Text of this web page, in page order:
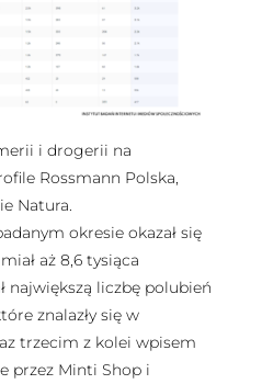
i drogerii na
Rossmann Polska,
Natura.
okresie okazał się
aż 8,6 tysiąca
największą liczbę polubień
znalazły się w
trzecim z kolei wpisem
przez Minti Shop i